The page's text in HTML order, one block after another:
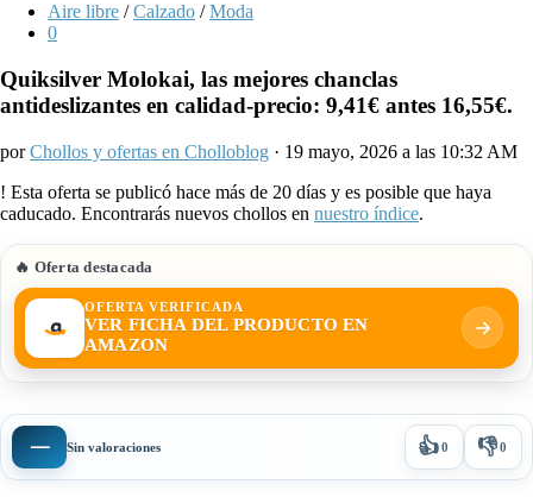
Aire libre / Calzado / Moda
0
Quiksilver Molokai, las mejores chanclas
antideslizantes en calidad-precio: 9,41€ antes 16,55€.
porChollos y ofertas en Cholloblog · 19 mayo, 2026 a las 10:32 AM
! Esta oferta se publicó hace más de 20 días y es posible que haya
caducado. Encontrarás nuevos chollos en nuestro índice.
🔥 Oferta destacada
OFERTA VERIFICADA
VER FICHA DEL PRODUCTO EN
AMAZON
— Sin valoraciones 👍0 👎0